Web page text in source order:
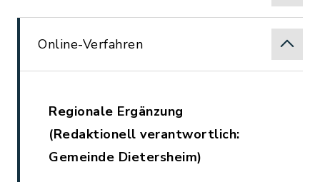
Online-Verfahren
Regionale Ergänzung
(Redaktionell verantwortlich:
Gemeinde Dietersheim)